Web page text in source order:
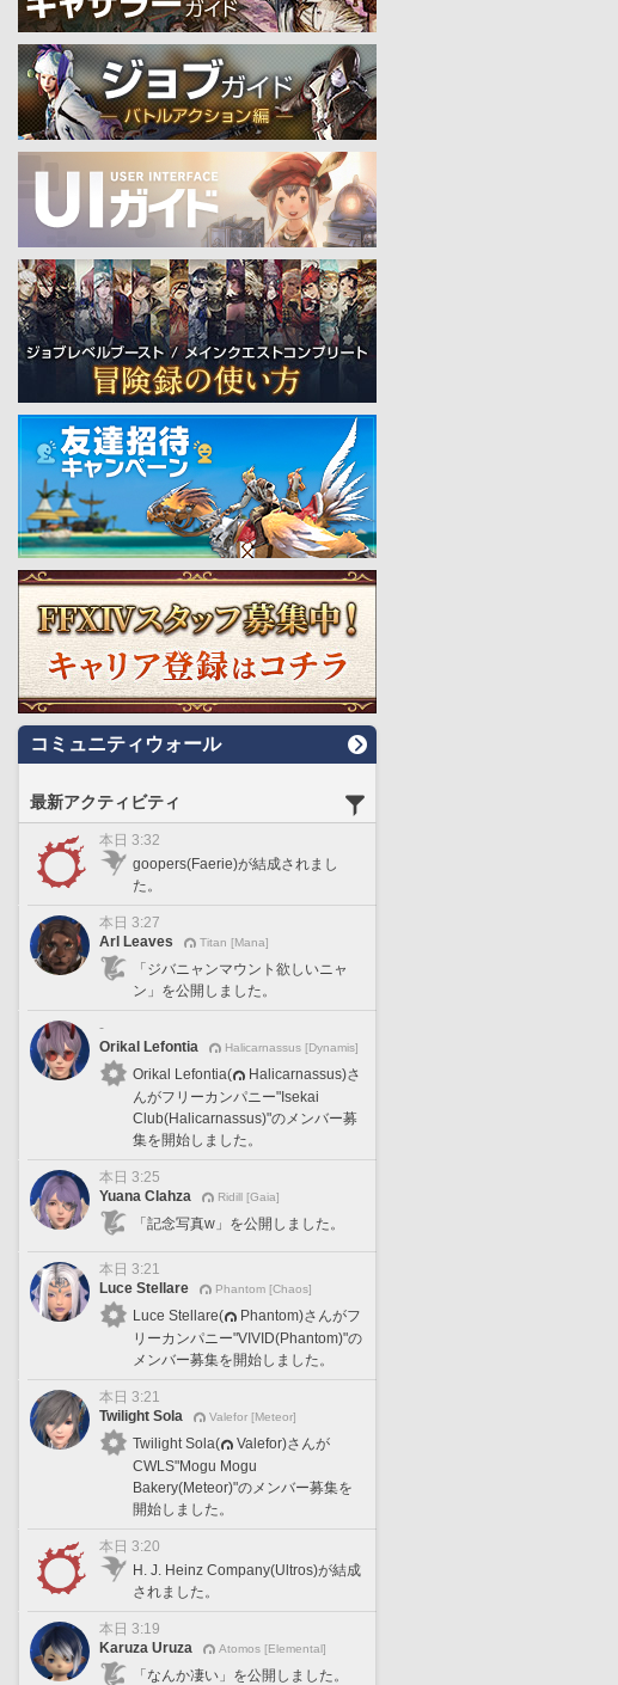
コミュニティウォール
最新アクティビティ
本日 3:32
goopers(Faerie)が結成されまし
た。
本日 3:27
Arl Leaves
Titan [Mana]
「ジバニャンマウント欲しいニャ
ン」を公開しました。
-
Orikal Lefontia
Halicarnassus [Dynamis]
Orikal Lefontia(
Halicarnassus)さ
んがフリーカンパニー"Isekai
Club(Halicarnassus)"のメンバー募
集を開始しました。
本日 3:25
Yuana Clahza
Ridill [Gaia]
「記念写真w」を公開しました。
本日 3:21
Luce Stellare
Phantom [Chaos]
Luce Stellare(
Phantom)さんがフ
リーカンパニー"VIVID(Phantom)"の
メンバー募集を開始しました。
本日 3:21
Twilight Sola
Valefor [Meteor]
Twilight Sola(
Valefor)さんが
CWLS"Mogu Mogu
Bakery(Meteor)"のメンバー募集を
開始しました。
本日 3:20
H. J. Heinz Company(Ultros)が結成
されました。
本日 3:19
Karuza Uruza
Atomos [Elemental]
「なんか凄い」を公開しました。